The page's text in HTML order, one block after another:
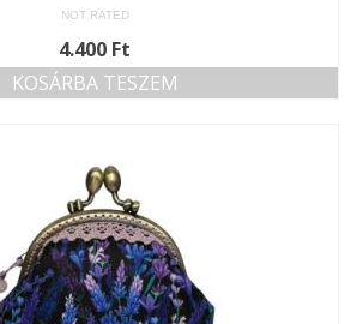
NOT RATED
4.400 Ft
KOSÁRBA TESZEM